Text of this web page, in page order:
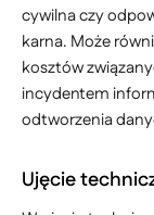
cywilna czy
karna. Może
kosztów
incydentem
odtworzenia
Ujęcie